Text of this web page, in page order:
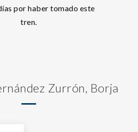
por haber tomado este
tren.
Zurrón, Borja